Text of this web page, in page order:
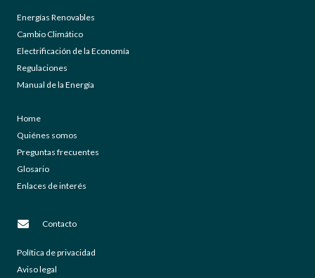
Energías Renovables
Cambio Climático
Electrificación de la Economía
Regulaciones
Manual de la Energía
Home
Quiénes somos
Preguntas frecuentes
Glosario
Enlaces de interés
Contacto
Política de privacidad
Aviso legal